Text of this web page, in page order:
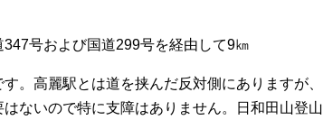
号および国道299号を経由して9㎞
。高麗駅とは道を挟んだ反対側にありますが、
ないので特に支障はありません。日和田山登山